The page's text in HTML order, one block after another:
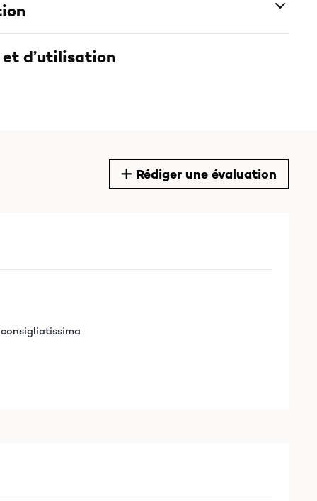
d’utilisation
Rédiger une évaluation